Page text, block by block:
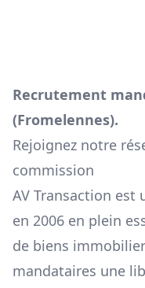
Recrutement
(Fromelennes).
Rejoignez notre
commission
AV Transaction est
en 2006 en plein
de biens
mandataires une